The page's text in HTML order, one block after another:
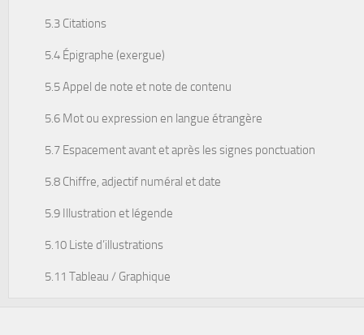
5.3 Citations
5.4 Épigraphe (exergue)
5.5 Appel de note et note de contenu
5.6 Mot ou expression en langue étrangère
5.7 Espacement avant et après les signes ponctuation
5.8 Chiffre, adjectif numéral et date
5.9 Illustration et légende
5.10 Liste d’illustrations
5.11 Tableau / Graphique